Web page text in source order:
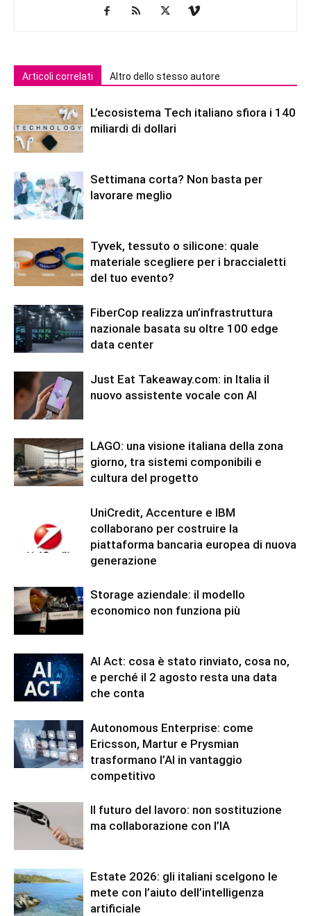
Articoli correlati Altro dello stesso autore
L’ecosistema Tech italiano sfiora i 140
miliardi di dollari
Settimana corta? Non basta per
lavorare meglio
Tyvek, tessuto o silicone: quale
materiale scegliere per i braccialetti
del tuo evento?
FiberCop realizza un’infrastruttura
nazionale basata su oltre 100 edge
data center
Just Eat Takeaway.com: in Italia il
nuovo assistente vocale con AI
LAGO: una visione italiana della zona
giorno, tra sistemi componibili e
cultura del progetto
UniCredit, Accenture e IBM
collaborano per costruire la
piattaforma bancaria europea di nuova
generazione
Storage aziendale: il modello
economico non funziona più
AI Act: cosa è stato rinviato, cosa no,
e perché il 2 agosto resta una data
che conta
Autonomous Enterprise: come
Ericsson, Martur e Prysmian
trasformano l’AI in vantaggio
competitivo
Il futuro del lavoro: non sostituzione
ma collaborazione con l’IA
Estate 2026: gli italiani scelgono le
mete con l’aiuto dell’intelligenza
artificiale